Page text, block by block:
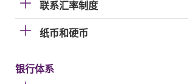
联系汇率制度
纸币和硬币
银行体系